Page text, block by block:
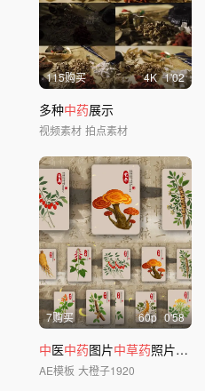
115购买 4K 1'02
多种中药展示
视频素材 拍点素材
7购买 60p 0'58
中医中药图片中草药照片包装
AE模板 大橙子1920